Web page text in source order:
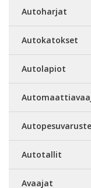
Autoharjat
Autokatokset
Autolapiot
Autotallit
Avaajat